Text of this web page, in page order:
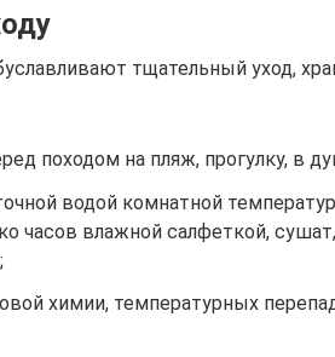
тщательный уход,
походом на пляж, прогулку, в
водой комнатной
часов влажной салфеткой,
химии, температурных